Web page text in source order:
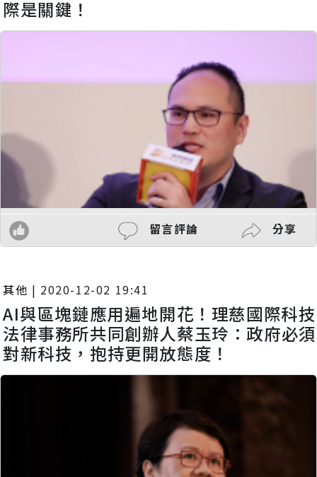
際是關鍵！
留言評論 分享
其他 | 2020-12-02 19:41
AI與區塊鏈應用遍地開花！理慈國際科技
法律事務所共同創辦人蔡玉玲：政府必須
對新科技，抱持更開放態度！